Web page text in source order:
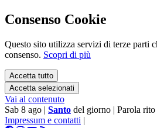
Consenso Cookie
Questo sito utilizza servizi di terze parti
consenso. Scopri di più
Accetta tutto
Accetta selezionati
Vai al contenuto
Sab 8 ago | Santo del giorno | Parola rito
Impressum e contatti |